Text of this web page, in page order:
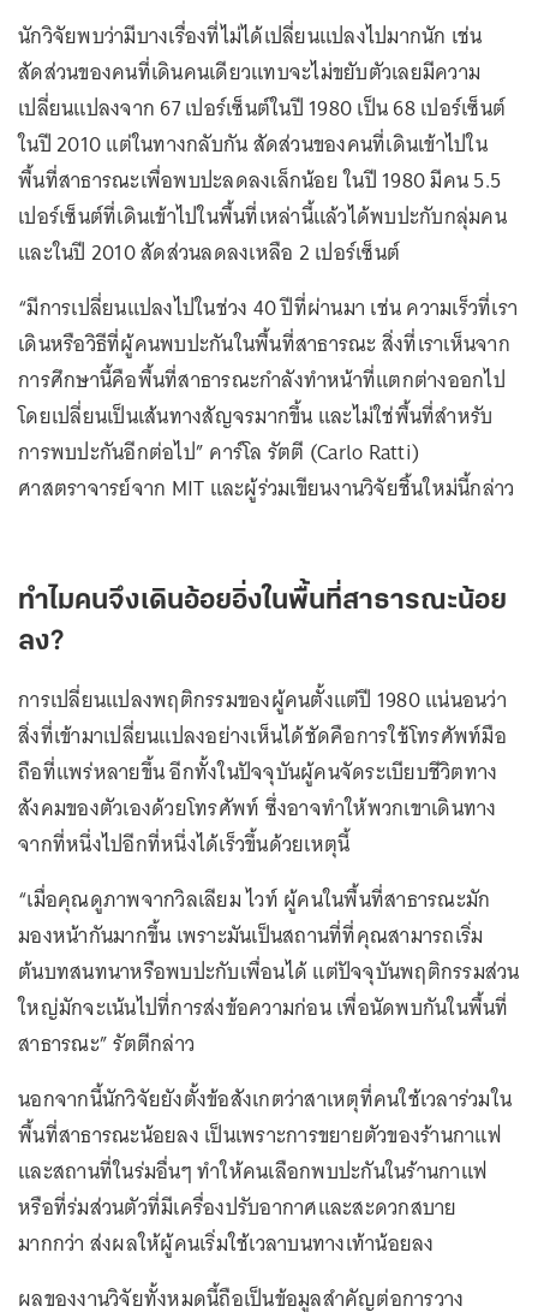
นักวิจัยพบว่ามีบางเรื่องที่ไม่ได้เปลี่ยนแปลงไปมากนัก เช่น
สัดส่วนของคนที่เดินคนเดียวแทบจะไม่ขยับตัวเลยมีความ
เปลี่ยนแปลงจาก 67 เปอร์เซ็นต์ในปี 1980 เป็น 68 เปอร์เซ็นต์
ในปี 2010 แต่ในทางกลับกัน สัดส่วนของคนที่เดินเข้าไปใน
พื้นที่สาธารณะเพื่อพบปะลดลงเล็กน้อย ในปี 1980 มีคน 5.5
เปอร์เซ็นต์ที่เดินเข้าไปในพื้นที่เหล่านี้แล้วได้พบปะกับกลุ่มคน
และในปี 2010 สัดส่วนลดลงเหลือ 2 เปอร์เซ็นต์
“มีการเปลี่ยนแปลงไปในช่วง 40 ปีที่ผ่านมา เช่น ความเร็วที่เรา
เดินหรือวิธีที่ผู้คนพบปะกันในพื้นที่สาธารณะ สิ่งที่เราเห็นจาก
การศึกษานี้คือพื้นที่สาธารณะกำลังทำหน้าที่แตกต่างออกไป
โดยเปลี่ยนเป็นเส้นทางสัญจรมากขึ้น และไม่ใช่พื้นที่สำหรับ
การพบปะกันอีกต่อไป” คาร์โล รัตตี (Carlo Ratti)
ศาสตราจารย์จาก MIT และผู้ร่วมเขียนงานวิจัยชิ้นใหม่นี้กล่าว
ทำไมคนจึงเดินอ้อยอิ่งในพื้นที่สาธารณะน้อย
ลง?
การเปลี่ยนแปลงพฤติกรรมของผู้คนตั้งแต่ปี 1980 แน่นอนว่า
สิ่งที่เข้ามาเปลี่ยนแปลงอย่างเห็นได้ชัดคือการใช้โทรศัพท์มือ
ถือที่แพร่หลายขึ้น อีกทั้งในปัจจุบันผู้คนจัดระเบียบชีวิตทาง
สังคมของตัวเองด้วยโทรศัพท์ ซึ่งอาจทำให้พวกเขาเดินทาง
จากที่หนึ่งไปอีกที่หนึ่งได้เร็วขึ้นด้วยเหตุนี้
“เมื่อคุณดูภาพจากวิลเลียม ไวท์ ผู้คนในพื้นที่สาธารณะมัก
มองหน้ากันมากขึ้น เพราะมันเป็นสถานที่ที่คุณสามารถเริ่ม
ต้นบทสนทนาหรือพบปะกับเพื่อนได้ แต่ปัจจุบันพฤติกรรมส่วน
ใหญ่มักจะเน้นไปที่การส่งข้อความก่อน เพื่อนัดพบกันในพื้นที่
สาธารณะ” รัตตีกล่าว
นอกจากนี้นักวิจัยยังตั้งข้อสังเกตว่าสาเหตุที่คนใช้เวลาร่วมใน
พื้นที่สาธารณะน้อยลง เป็นเพราะการขยายตัวของร้านกาแฟ
และสถานที่ในร่มอื่นๆ ทำให้คนเลือกพบปะกันในร้านกาแฟ
หรือที่ร่มส่วนตัวที่มีเครื่องปรับอากาศและสะดวกสบาย
มากกว่า ส่งผลให้ผู้คนเริ่มใช้เวลาบนทางเท้าน้อยลง
ผลของงานวิจัยทั้งหมดนี้ถือเป็นข้อมูลสำคัญต่อการวาง